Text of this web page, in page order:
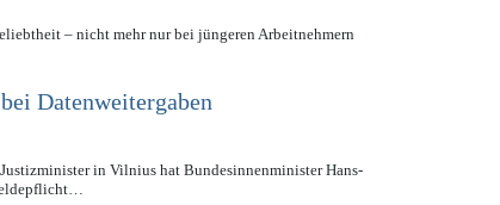
– nicht mehr nur bei jüngeren Arbeitnehmern
Datenweitergaben
in Vilnius hat Bundesinnenminister Hans-